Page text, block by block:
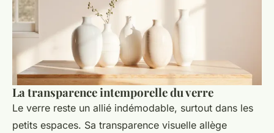
La transparence intemporelle du verre
Le verre reste un allié indémodable, surtout dans les
petits espaces. Sa transparence visuelle allège